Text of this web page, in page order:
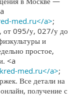
med.ru</a>;
от 095/у, 027/у до
и
простое,
<a
med.ru</a>;
Все детали на
получение с